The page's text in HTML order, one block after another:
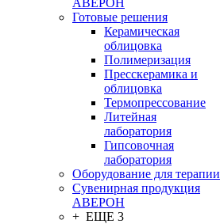
АВЕРОН
Готовые решения
Керамическая
облицовка
Полимеризация
Пресскерамика и
облицовка
Термопрессование
Литейная
лаборатория
Гипсовочная
лаборатория
Оборудование для терапии
Сувенирная продукция
АВЕРОН
+ ЕЩЕ 3